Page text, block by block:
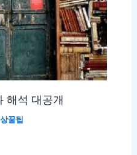
해석 대공개
꿀팁